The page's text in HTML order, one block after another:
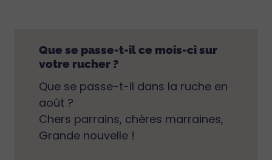
Que se passe-t-il ce mois-ci sur
votre rucher ?
Que se passe-t-il dans la ruche en
août ?
Chers parrains, chères marraines,
Grande nouvelle !